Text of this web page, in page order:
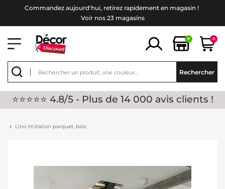
Commandez aujourd'hui, retirez rapidement en magasin !
Voir nos 23 magasins
+ 0
Rechercher
⭐⭐⭐⭐⭐ 4.8/5 - Plus de 14 000 avis clients !
Lino imitation parquet, bois